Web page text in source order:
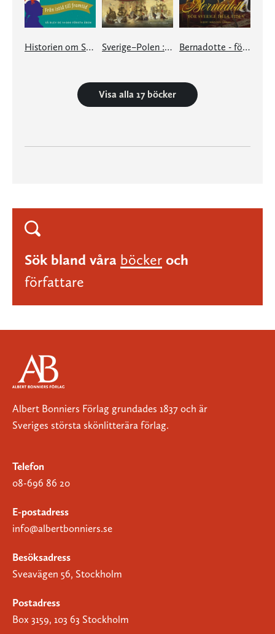
Historien om Sverige Sverige–Polen : 1000 år av krig och kärlek Bernadotte - för Sverige hela tiden
Visa alla 17 böcker
Sök bland våra böcker och
författare
Albert Bonniers Förlag grundades 1837 och är
Sveriges största skönlitterära förlag.
Telefon
08-696 86 20
E-postadress
info@albertbonniers.se
Besöksadress
Sveavägen 56, Stockholm
Postadress
Box 3159, 103 63 Stockholm